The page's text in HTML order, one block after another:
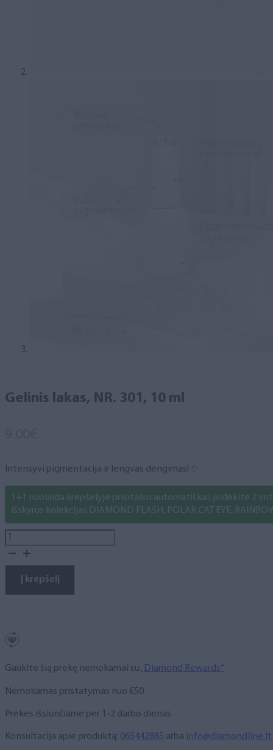
Gelinis lakas, NR. 301, 10 ml
Intensyvi pigmentacija ir lengvas dengimas! ✨
1+1 nuolaida krepšelyje prisitaiko automatiškai: įsidėkite 2
išskyrus kolekcijas DIAMOND FLASH, POLAR CAT EYE,
produkto
kiekis:
lakas,
Į krepšelį
Gaukite šią prekę nemokamai su„Diamond Rewards“
Nemokamas pristatymas nuo €50
Prekes išsiunčiame per 1-2 darbo dienas
Konsultacija apie produktą: 065442885 arba info@diamondline.lt